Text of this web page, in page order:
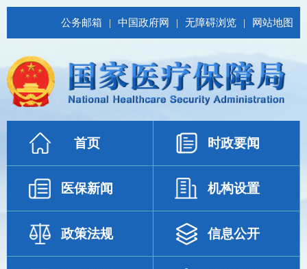
公务邮箱 | 中国政府网 | 无障碍浏览 | 网站地图
首页 时政要闻
医保新闻 机构设置
政策法规 信息公开